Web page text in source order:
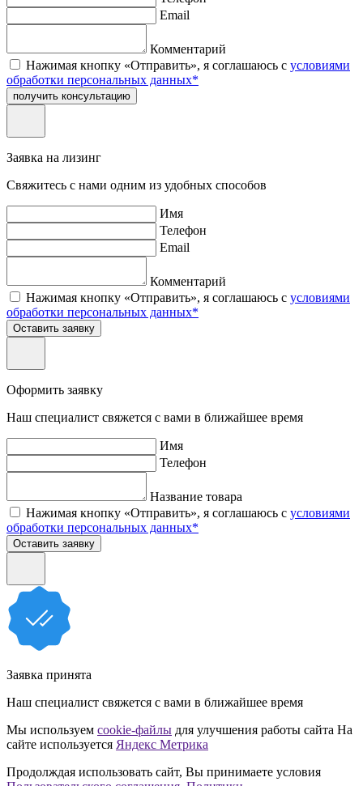
Email
Комментарий
Нажимая кнопку «Отправить», я соглашаюсь с условиями
обработки персональных данных*
получить консультацию
Заявка на лизинг
Свяжитесь с нами одним из удобных способов
Имя
Телефон
Email
Комментарий
Нажимая кнопку «Отправить», я соглашаюсь с условиями
обработки персональных данных*
Оставить заявку
Оформить заявку
Наш специалист свяжется с вами в ближайшее время
Имя
Телефон
Название товара
Нажимая кнопку «Отправить», я соглашаюсь с условиями
обработки персональных данных*
Оставить заявку
Заявка принята
Наш специалист свяжется с вами в ближайшее время
Мы используем cookie-файлы для улучшения работы сайта На
сайте используется Яндекс Метрика
Продолждая использовать сайт, Вы принимаете условия